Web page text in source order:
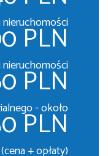
nieruchomości
PLN
PLN
- około
PLN
+ opłaty)